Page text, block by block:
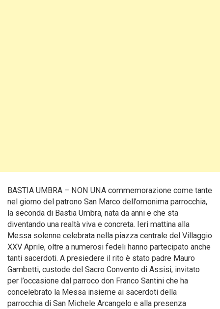
BASTIA UMBRA – NON UNA commemorazione come tante
nel giorno del patrono San Marco dell’omonima parrocchia,
la seconda di Bastia Umbra, nata da anni e che sta
diventando una realtà viva e concreta. Ieri mattina alla
Messa solenne celebrata nella piazza centrale del Villaggio
XXV Aprile, oltre a numerosi fedeli hanno partecipato anche
tanti sacerdoti. A presiedere il rito è stato padre Mauro
Gambetti, custode del Sacro Convento di Assisi, invitato
per l’occasione dal parroco don Franco Santini che ha
concelebrato la Messa insieme ai sacerdoti della
parrocchia di San Michele Arcangelo e alla presenza